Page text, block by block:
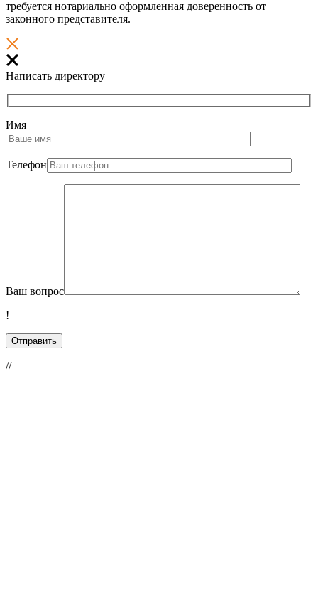
требуется нотариально оформленная доверенность от
законного представителя.
Написать директору
Имя
Телефон
Ваш вопрос
!
//